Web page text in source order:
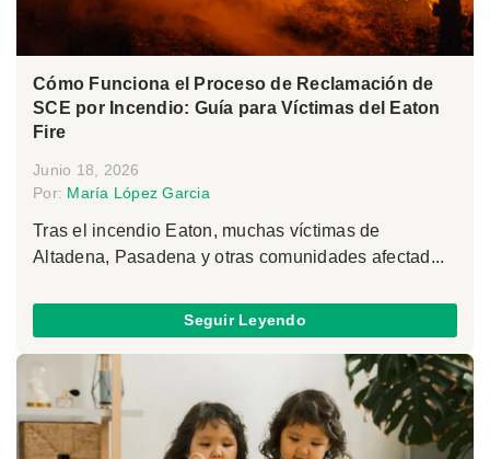
Cómo Funciona el Proceso de Reclamación de
SCE por Incendio: Guía para Víctimas del Eaton
Fire
Junio 18, 2026
Por: María López Garcia
Tras el incendio Eaton, muchas víctimas de
Altadena, Pasadena y otras comunidades afectad...
Seguir Leyendo